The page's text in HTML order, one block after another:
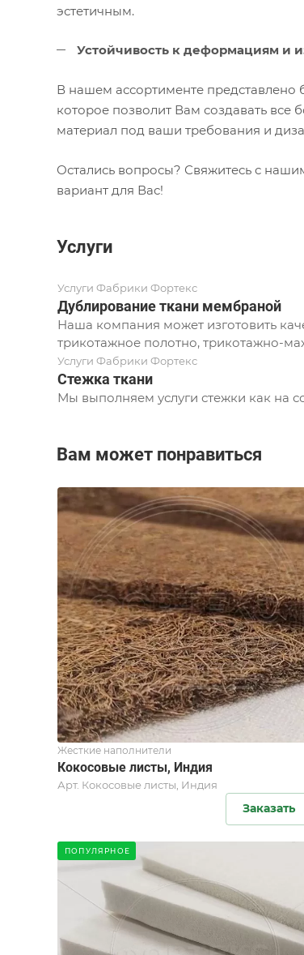
эстетичным.
Устойчивость к деформациям и
В нашем ассортименте представлено
которое позволит Вам создавать
материал под ваши требования и
Остались вопросы? Свяжитесь с
вариант для Вас!
Услуги
Услуги Фабрики Фортекс
Дублирование ткани мембраной
Наша компания может изготовить
трикотажное полотно, трикотажно-
Услуги Фабрики Фортекс
Стежка ткани
Мы выполняем услуги стежки как на
Вам может понравиться
Жесткие наполнители
Кокосовые листы, Индия
Арт. Кокосовые листы, Индия
Заказать
ПОПУЛЯРНОЕ